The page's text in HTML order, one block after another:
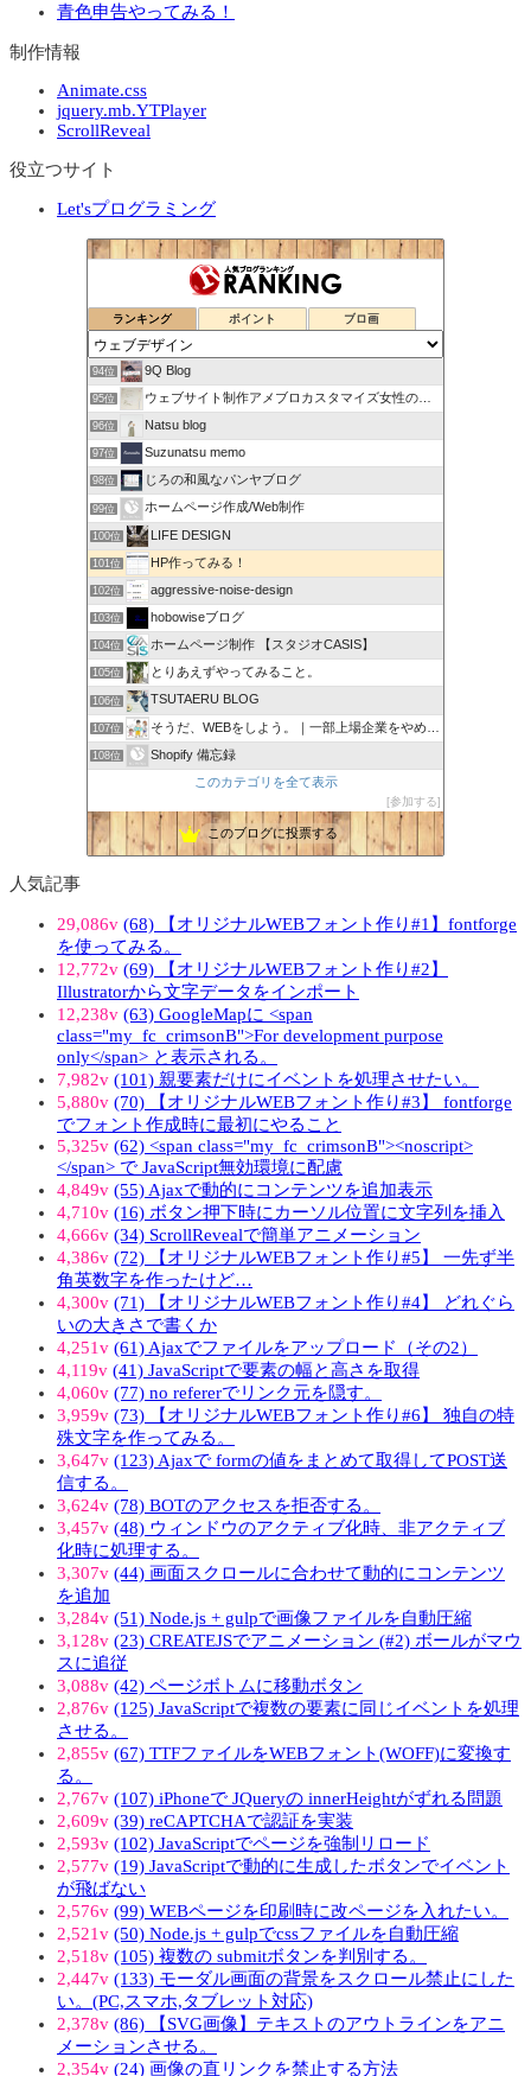
青色申告やってみる！
制作情報
Animate.css
jquery.mb.YTPlayer
ScrollReveal
役立つサイト
Let'sプログラミング
ランキング ポイント ブロ画
94位 9Q Blog
95位 ウェブサイト制作アメブロカスタマイズ女性のお仕事をサポート！
96位 Natsu blog
97位 Suzunatsu memo
98位 じろの和風なパンヤブログ
99位 ホームページ作成/Web制作
100位 LIFE DESIGN
101位 HP作ってみる！
102位 aggressive-noise-design
103位 hobowiseブログ
104位 ホームページ制作 【スタジオCASIS】
105位 とりあえずやってみること。
106位 TSUTAERU BLOG
107位 そうだ、WEBをしよう。｜一部上場企業をやめてWEB担当に
108位
Shopify 備忘録
このカテゴリを全て表示
参加する
このブログに投票する
人気記事
29,086v (68) 【オリジナルWEBフォント作り#1】fontforge
を使ってみる。
12,772v (69) 【オリジナルWEBフォント作り#2】
Illustratorから文字データをインポート
12,238v (63) GoogleMapに <span
class="my_fc_crimsonB">For development purpose
only</span> と表示される。
7,982v (101) 親要素だけにイベントを処理させたい。
5,880v (70) 【オリジナルWEBフォント作り#3】 fontforge
でフォント作成時に最初にやること
5,325v (62) <span class="my_fc_crimsonB"><noscript>
</span> で JavaScript無効環境に配慮
4,849v (55) Ajaxで動的にコンテンツを追加表示
4,710v (16) ボタン押下時にカーソル位置に文字列を挿入
4,666v (34) ScrollRevealで簡単アニメーション
4,386v (72) 【オリジナルWEBフォント作り#5】 一先ず半
角英数字を作ったけど…
4,300v (71) 【オリジナルWEBフォント作り#4】 どれぐら
いの大きさで書くか
4,251v (61) Ajaxでファイルをアップロード（その2）
4,119v (41) JavaScriptで要素の幅と高さを取得
4,060v (77) no refererでリンク元を隠す。
3,959v (73) 【オリジナルWEBフォント作り#6】 独自の特
殊文字を作ってみる。
3,647v (123) Ajaxで formの値をまとめて取得してPOST送
信する。
3,624v (78) BOTのアクセスを拒否する。
3,457v (48) ウィンドウのアクティブ化時、非アクティブ
化時に処理する。
3,307v (44) 画面スクロールに合わせて動的にコンテンツ
を追加
3,284v (51) Node.js + gulpで画像ファイルを自動圧縮
3,128v (23) CREATEJSでアニメーション (#2) ボールがマウ
スに追従
3,088v (42) ページボトムに移動ボタン
2,876v (125) JavaScriptで複数の要素に同じイベントを処理
させる。
2,855v (67) TTFファイルをWEBフォント(WOFF)に変換す
る。
2,767v (107) iPhoneで JQueryの innerHeightがずれる問題
2,609v (39) reCAPTCHAで認証を実装
2,593v (102) JavaScriptでページを強制リロード
2,577v (19) JavaScriptで動的に生成したボタンでイベント
が飛ばない
2,576v (99) WEBページを印刷時に改ページを入れたい。
2,521v (50) Node.js + gulpでcssファイルを自動圧縮
2,518v (105) 複数の submitボタンを判別する。
2,447v (133) モーダル画面の背景をスクロール禁止にした
い。(PC,スマホ,タブレット対応)
2,378v (86) 【SVG画像】テキストのアウトラインをアニ
メーションさせる。
2,354v (24) 画像の直リンクを禁止する方法